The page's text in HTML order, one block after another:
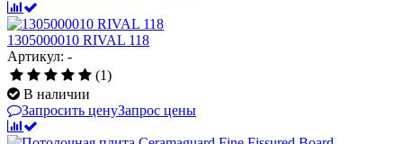
1305000010 RIVAL 118
Артикул: -
(1)
В наличии
Запросить ценуЗапрос цены